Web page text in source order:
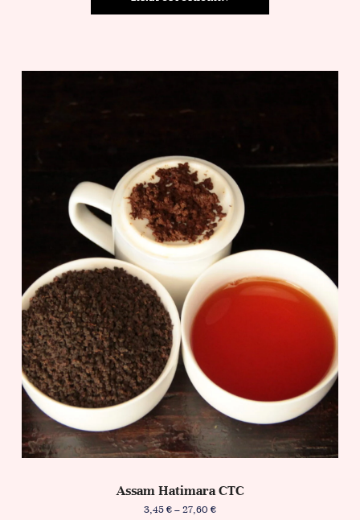
Assam Hatimara CTC
3,45€–27,60 €